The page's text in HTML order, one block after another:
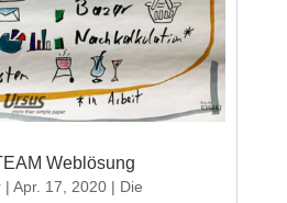
Weblösung
| Apr. 17, 2020| Die